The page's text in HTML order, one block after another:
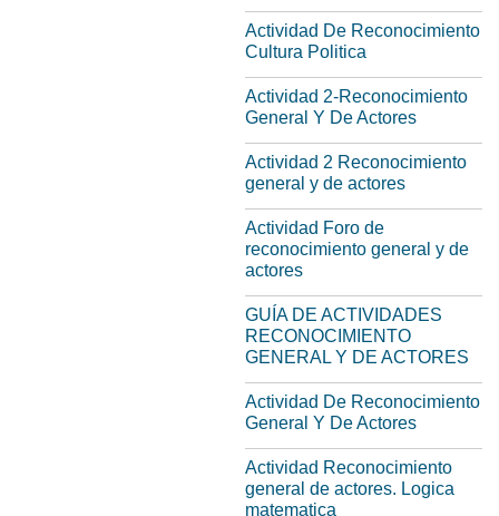
Actividad De Reconocimiento
Cultura Politica
Actividad 2-Reconocimiento
General Y De Actores
Actividad 2 Reconocimiento
general y de actores
Actividad Foro de
reconocimiento general y de
actores
GUÍA DE ACTIVIDADES
RECONOCIMIENTO
GENERAL Y DE ACTORES
Actividad De Reconocimiento
General Y De Actores
Actividad Reconocimiento
general de actores. Logica
matematica